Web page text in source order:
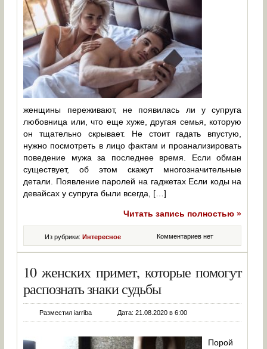
женщины переживают, не появилась ли у супруга
любовница или, что еще хуже, другая семья, которую
он тщательно скрывает. Не стоит гадать впустую,
нужно посмотреть в лицо фактам и проанализировать
поведение мужа за последнее время. Если обман
существует, об этом скажут многозначительные
детали. Появление паролей на гаджетах Если коды на
девайсах у супруга были всегда, […]
Читать запись полностью »
Комментариев нет
Из рубрики:Интересное
10 женских примет, которые помогут
распознать знаки судьбы
Разместил iarriba Дата: 21.08.2020 в 6:00
Порой